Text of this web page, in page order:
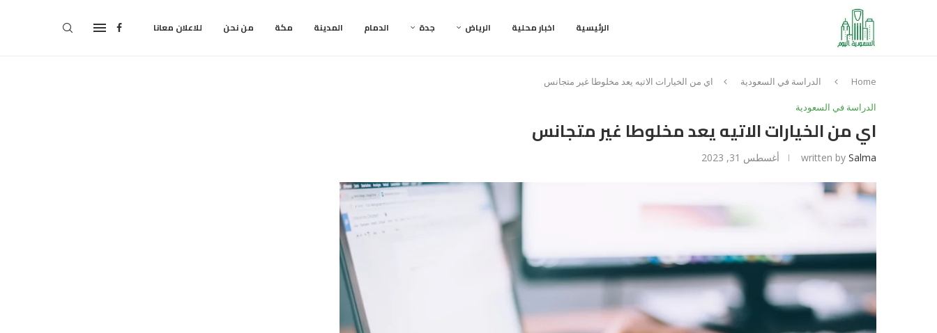
الرئيسية اخبار محلية الرياض جدة الدمام المدينة مكة من نحن للاعلان معانا
Home الدراسة في السعودية اي من الخيارات الاتيه يعد مخلوطا غير متجانس
الدراسة في السعودية
اي من الخيارات الاتيه يعد مخلوطا غير متجانس
written by Salma أغسطس 31, 2023